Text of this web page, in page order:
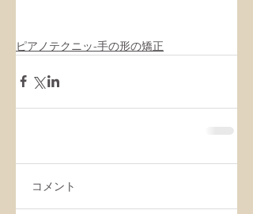
ピアノテクニッ-手の形の矯正
コメント